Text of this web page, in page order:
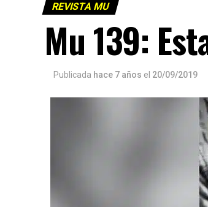
REVISTA MU
Mu 139:
Publicada hace 7 años el 20/09/2019